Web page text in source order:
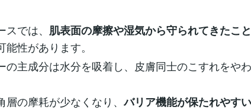
では、 肌表面の摩擦や湿気から守られてきたこと
性があります。
の主成分は水分を吸着し、皮膚同士のこすれをや
層の摩耗が少なくなり、バリア機能が保たれやす